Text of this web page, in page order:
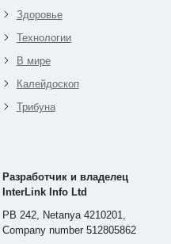
Здоровье
Технологии
В мире
Калейдоскоп
Трибуна
Разработчик и владелец
InterLink Info Ltd
PB 242, Netanya 4210201,
Company number 512805862